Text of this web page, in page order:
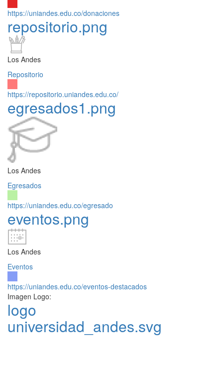
https://uniandes.edu.co/donaciones
repositorio.png
Los Andes
Repositorio
https://repositorio.uniandes.edu.co/
egresados1.png
Los Andes
Egresados
https://uniandes.edu.co/egresado
eventos.png
Los Andes
Eventos
https://uniandes.edu.co/eventos-destacados
Imagen Logo:
logo
universidad_andes.svg